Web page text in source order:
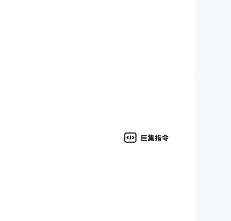
巨集指令